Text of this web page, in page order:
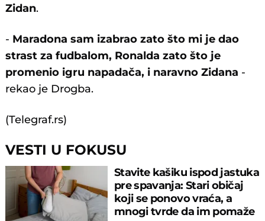
Zidan.
- Maradona sam izabrao zato što mi je dao
strast za fudbalom, Ronalda zato što je
promenio igru napadača, i naravno Zidana -
rekao je Drogba.
(Telegraf.rs)
VESTI U FOKUSU
Stavite kašiku ispod jastuka
pre spavanja: Stari običaj
koji se ponovo vraća, a
mnogi tvrde da im pomaže